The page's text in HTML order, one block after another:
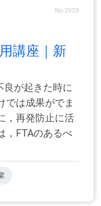
No.2938
講座｜新
良が起きた時に
では成果がでま
，再発防止に活
，FTAのあるべ